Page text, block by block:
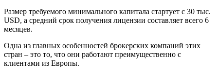
Размер требуемого минимального капитала стартует с 30 тыс.
USD, а средний срок получения лицензии составляет всего 6
месяцев.
Одна из главных особенностей брокерских компаний этих
стран – это то, что они работают преимущественно с
клиентами из Европы.